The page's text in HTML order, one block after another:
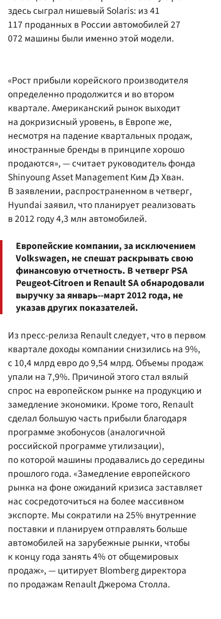
здесь сыграл нишевый Solaris: из 41
117 проданных в России автомобилей 27
072 машины были именно этой модели.
«Рост прибыли корейского производителя
определенно продолжится и во втором
квартале. Американский рынок выходит
на докризисный уровень, в Европе же,
несмотря на падение квартальных продаж,
иностранные бренды в принципе хорошо
продаются», — считает руководитель фонда
Shinyoung Asset Management Ким Дэ Хван.
В заявлении, распространенном в четверг,
Hyundai заявил, что планирует реализовать
в 2012 году 4,3 млн автомобилей.
Европейские компании, за исключением
Volkswagen, не спешат раскрывать свою
финансовую отчетность. В четверг PSA
Peugeot-Citroen и Renault SA обнародовали
выручку за январь--март 2012 года, не
указав других показателей.
Из пресс-релиза Renault следует, что в первом
квартале доходы компании снизились на 9%,
с 10,4 млрд евро до 9,54 млрд. Объемы продаж
упали на 7,9%. Причиной этого стал вялый
спрос на европейском рынке на продукцию и
замедление экономики. Кроме того, Renault
сделал большую часть прибыли благодаря
программе экобонусов (аналогичной
российской программе утилизации),
по которой машины продавались до середины
прошлого года. «Замедление европейского
рынка на фоне ожиданий кризиса заставляет
нас сосредоточиться на более массивном
экспорте. Мы сократили на 25% внутренние
поставки и планируем отправлять больше
автомобилей на зарубежные рынки, чтобы
к концу года занять 4% от общемировых
продаж», — цитирует Blomberg директора
по продажам Renault Джерома Столла.